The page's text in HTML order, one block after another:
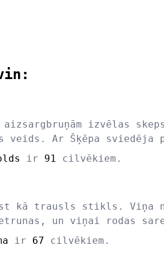
aizsargbruņām izvēlas
veids. Ar Šķēpa
ir 91 cilvēkiem.
kā trausls stikls. Viņa
un viņai rodas
ir 67 cilvēkiem.